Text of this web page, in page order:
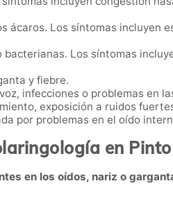
ácaros. Los síntomas incluyen
Los síntomas
y fiebre.
infecciones o problemas en
exposición a ruidos
por problemas en el oído
en Pinto
en los oídos, nariz o